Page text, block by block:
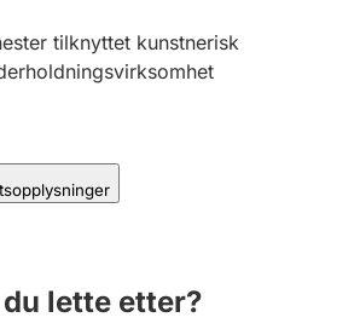
tilknyttet kunstnerisk
lette etter?